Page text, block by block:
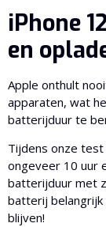
iPhone
en
Apple onthult
apparaten, wat
batterijduur te
Tijdens onze
ongeveer 10 uur
batterijduur met
batterij belangrijk
blijven!